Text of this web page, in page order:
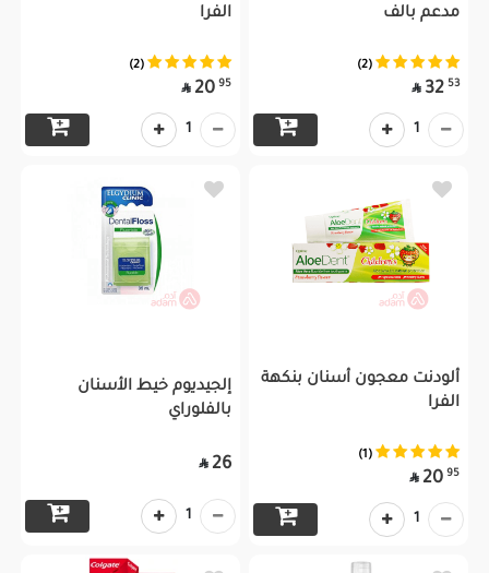
مدعم بالف
(2)
53
32

1
الفرا
(2)
95
20

1
ألودنت معجون أسنان بنكهة
الفرا
(1)
95
20

1
إلجيديوم خيط الأسنان
بالفلوراي
26

1